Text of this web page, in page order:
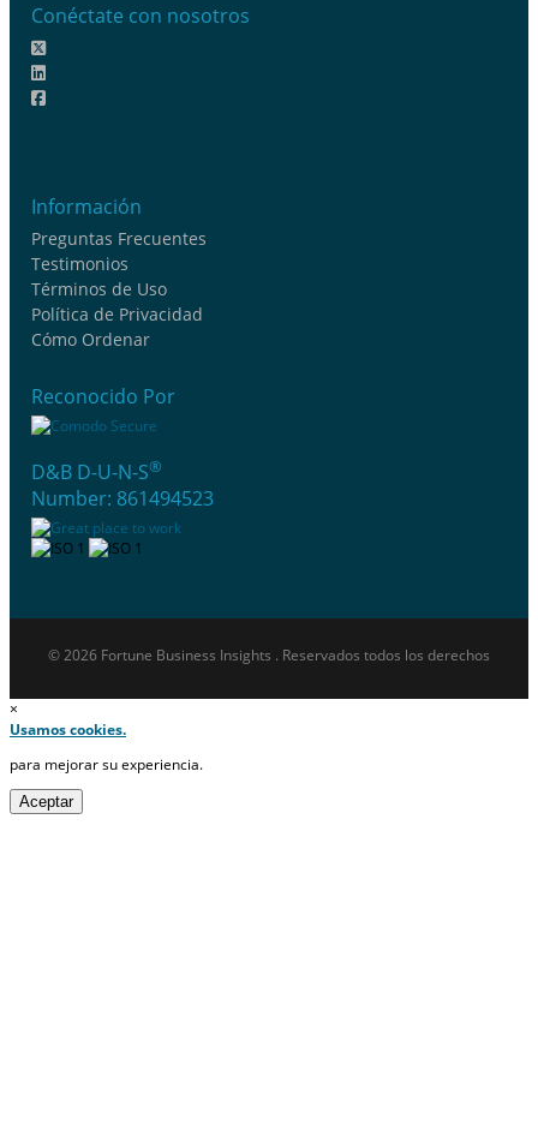
Conéctate con nosotros
Información
Preguntas Frecuentes
Testimonios
Términos de Uso
Política de Privacidad
Cómo Ordenar
Reconocido Por
D&B D-U-N-S®
Number: 861494523
© 2026 Fortune Business Insights . Reservados todos los derechos
×
Usamos cookies.
para mejorar su experiencia.
Aceptar